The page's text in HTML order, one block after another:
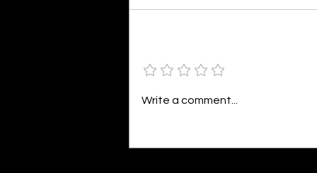
By Kavya Mehulkumar Mehta are
poems are reminders of love
Write a comment...